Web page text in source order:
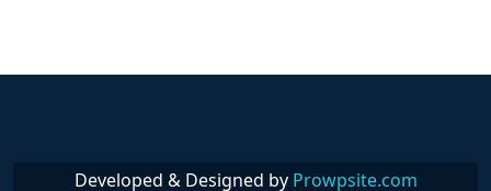
Developed & Designed by Prowpsite.com